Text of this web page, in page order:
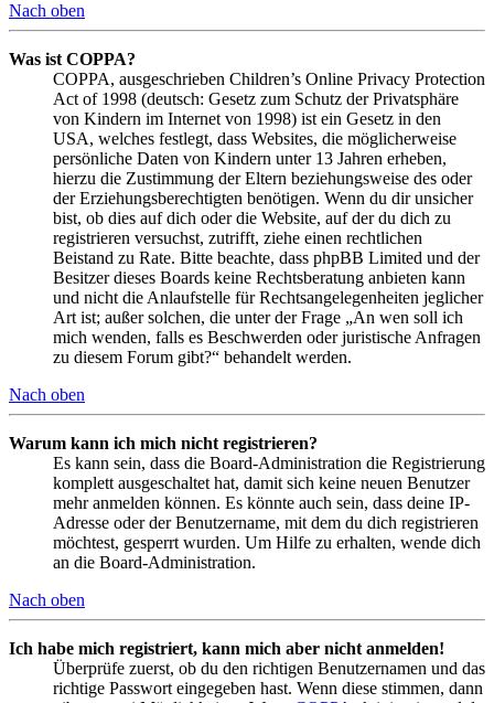
Nach oben
Was ist COPPA?
COPPA, ausgeschrieben Children’s Online Privacy Protection
Act of 1998 (deutsch: Gesetz zum Schutz der Privatsphäre
von Kindern im Internet von 1998) ist ein Gesetz in den
USA, welches festlegt, dass Websites, die möglicherweise
persönliche Daten von Kindern unter 13 Jahren erheben,
hierzu die Zustimmung der Eltern beziehungsweise des oder
der Erziehungsberechtigten benötigen. Wenn du dir unsicher
bist, ob dies auf dich oder die Website, auf der du dich zu
registrieren versuchst, zutrifft, ziehe einen rechtlichen
Beistand zu Rate. Bitte beachte, dass phpBB Limited und der
Besitzer dieses Boards keine Rechtsberatung anbieten kann
und nicht die Anlaufstelle für Rechtsangelegenheiten jeglicher
Art ist; außer solchen, die unter der Frage „An wen soll ich
mich wenden, falls es Beschwerden oder juristische Anfragen
zu diesem Forum gibt?“ behandelt werden.
Nach oben
Warum kann ich mich nicht registrieren?
Es kann sein, dass die Board-Administration die Registrierung
komplett ausgeschaltet hat, damit sich keine neuen Benutzer
mehr anmelden können. Es könnte auch sein, dass deine IP-
Adresse oder der Benutzername, mit dem du dich registrieren
möchtest, gesperrt wurden. Um Hilfe zu erhalten, wende dich
an die Board-Administration.
Nach oben
Ich habe mich registriert, kann mich aber nicht anmelden!
Überprüfe zuerst, ob du den richtigen Benutzernamen und das
richtige Passwort eingegeben hast. Wenn diese stimmen, dann